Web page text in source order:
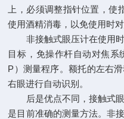
上，必须调整指针位置
使用酒精消毒，以免使用时对
非接触式眼压计在使用时
目标，免操作杆自动对焦系
P）测量程序。额托的左右
右眼进行自动识别。
后是优点不同，接触式眼压
是目前准确的测量方法。非接